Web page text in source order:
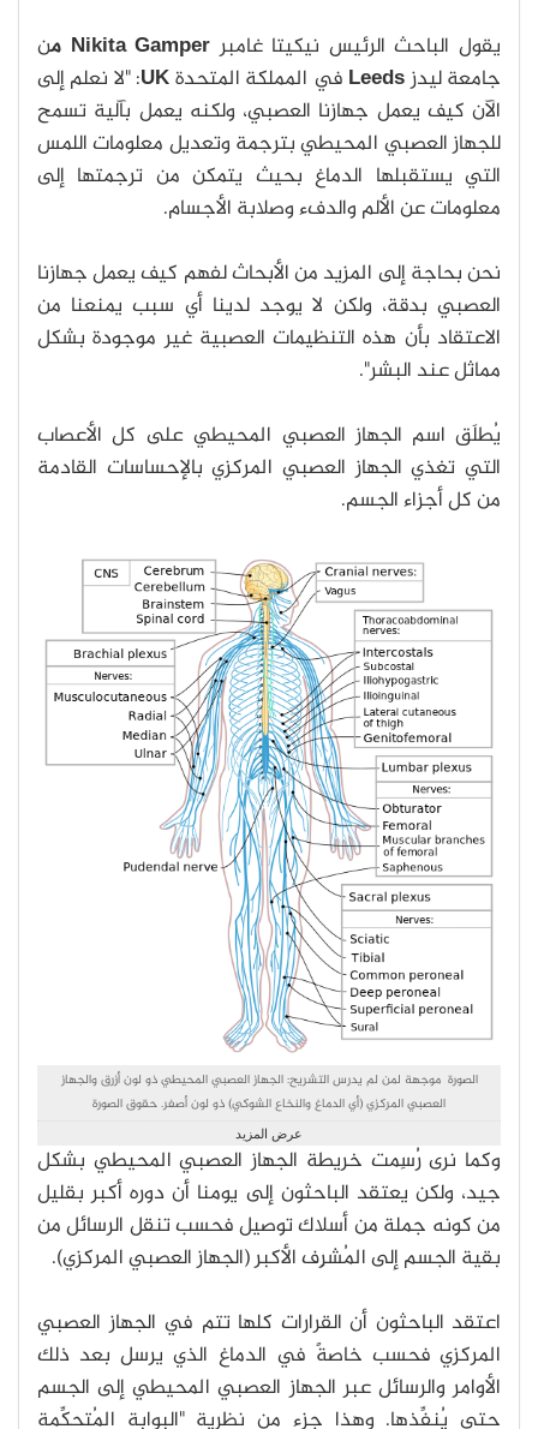
يقول الباحث الرئيس نيكيتا غامبر Nikita Gamper م
ن
جامعة ليدزLeeds في المملكة المتحدةUK: "لا نعلم إلى
الآن كيف يعمل جهازنا العصبي، ولكنه يعمل بآلية تسمح
للجهاز العصبي المحيطي بترجمة وتعديل معلومات اللمس
التي يستقبلها الدماغ بحيث يتمكن من ترجمتها إلى
معلومات عن الألم والدفء وصلابة الأجسام.
نحن بحاجة إلى المزيد من الأبحاث لفهم كيف يعمل جهازنا
العصبي بدقة، ولكن لا يوجد لدينا أي سبب يمنعنا من
الاعتقاد بأن هذه التنظيمات العصبية غير موجودة بشكل
مماثل عند البشر".
يُطلَق اسم الجهاز العصبي المحيطي على كل الأعصاب
التي تغذي الجهاز العصبي المركزي بالإحساسات القادمة
من كل أجزاء الجسم.
الصورة موجهة لمن لم يدرس التشريح: الجهاز العصبي المحيطي ذو لون أزرق والجهاز
العصبي المركزي (أي الدماغ والنخاع الشوكي) ذو لون أصفر. حقوق الصورة
Medium69/Wikimedia Commons
عرض المزيد
وكما نرى رُسِمت خريطة الجهاز العصبي المحيطي بشكل
جيد، ولكن يعتقد الباحثون إلى يومنا أن دوره أكبر بقليل
من كونه جملة من أسلاك توصيل فحسب تنقل الرسائل من
بقية الجسم إلى المُشرِف الأكبر (الجهاز العصبي المركزي).
اعتقد الباحثون أن القرارات كلها تتم في الجهاز العصبي
المركزي فحسب خاصةً في الدماغ الذي يرسل بعد ذلك
الأوامر والرسائل عبر الجهاز العصبي المحيطي إلى الجسم
حتى يُنفِّذها. وهذا جزء من نظرية "البوابة المُتحكِّمة